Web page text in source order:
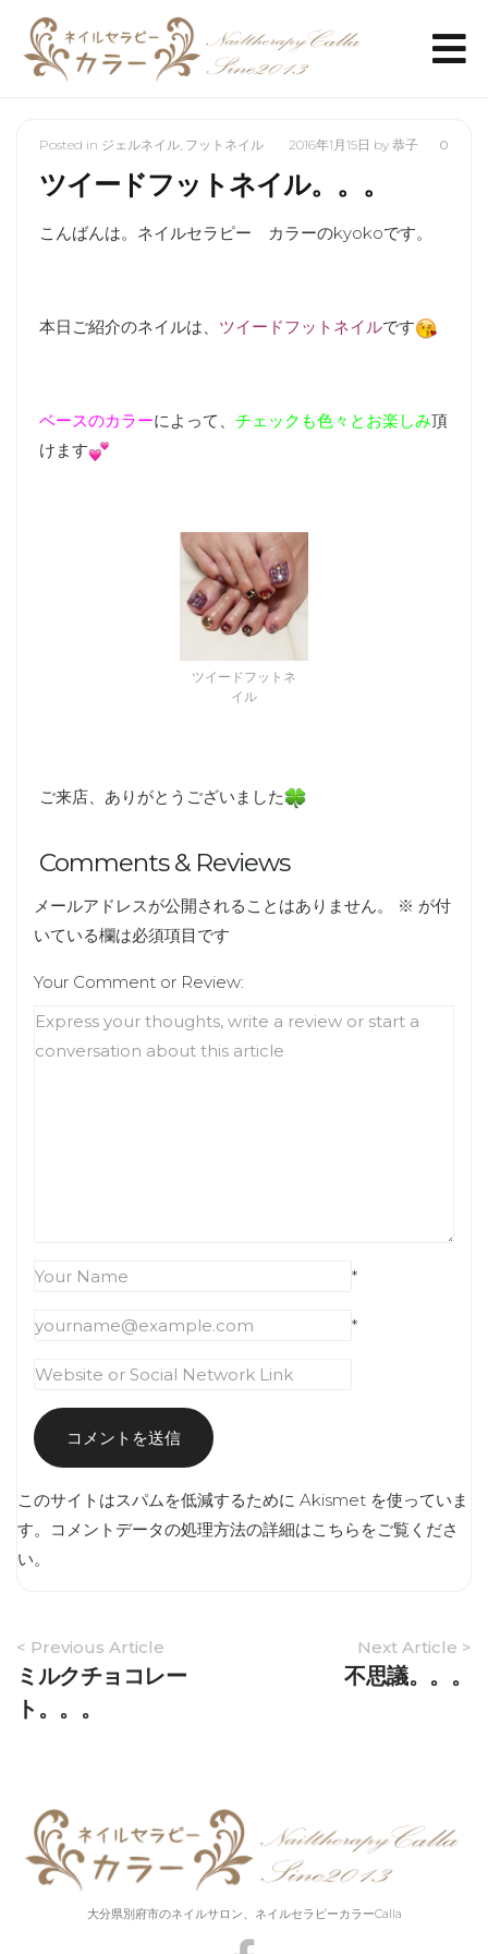
0
Posted in ジェルネイル フットネイル 2016年1月15日 by 恭子
ツイードフットネイル。。。
こんばんは。ネイルセラピー カラーのkyokoです。
本日ご紹介のネイルは、 ツイードフットネイルです
ベースのカラーによって、 チェックも色々とお楽しみ頂
けます
ツイードフットネ
イル
ご来店、ありがとうございました
Comments & Reviews
メールアドレスが公開されることはありません。 ※ が付
いている欄は必須項目です
Your Comment or Review:
*
*
このサイトはスパムを低減するために Akismet を使っていま
す。
コメントデータの処理方法の詳細はこちらをご覧くださ
い。
Article
Navigation
< Previous Article
ミルクチョコレー
ト。。。
Next Article >
不思議。。。
大分県別府市のネイルサロン、ネイルセラピーカラーCalla